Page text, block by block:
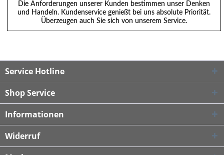
Die Anforderungen unserer Kunden bestimmen unser Denken
und Handeln. Kundenservice genießt bei uns absolute Priorität.
Überzeugen auch Sie sich von unserem Service.
Service Hotline
Shop Service
Informationen
Widerruf